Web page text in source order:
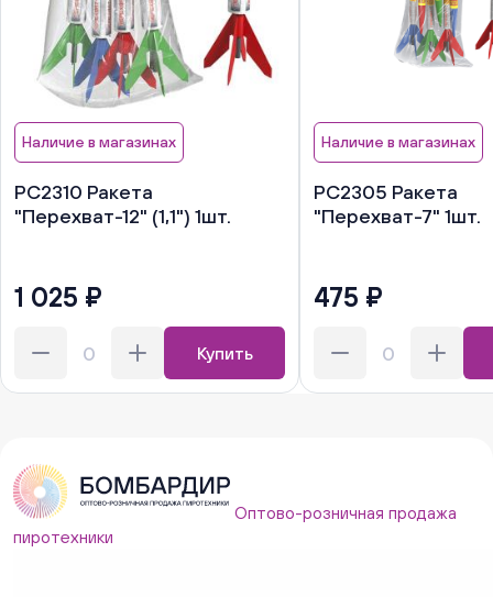
Наличие в магазинах
РС2310 Ракета
"Перехват-12" (1,1") 1шт.
1 025 ₽
Купить
Наличие в магазинах
РС2305 Ракета
"Перехват-7" 1шт.
475 ₽
Оптово-розничная продажа
пиротехники